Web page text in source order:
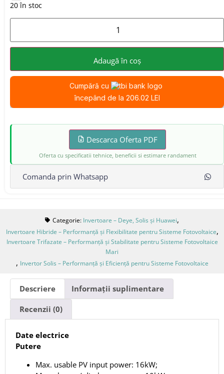
20 în stoc
Adaugă în coș
Cumpără cu
începând de la 206.02 LEI
Descarca Oferta PDF
Oferta cu specificatii tehnice, beneficii si estimare randament
Comanda prin Whatsapp
Categorie: Invertoare – Deye, Solis și Huawei,
Invertoare Hibride – Performanță și Flexibilitate pentru Sisteme Fotovoltaice,
Invertoare Trifazate – Performanță și Stabilitate pentru Sisteme Fotovoltaice
Mari
, Invertor Solis – Performanță și Eficiență pentru Sisteme Fotovoltaice
Descriere Informații suplimentare
Recenzii (0)
Date electrice
Putere
Max. usable PV input power: 16kW;